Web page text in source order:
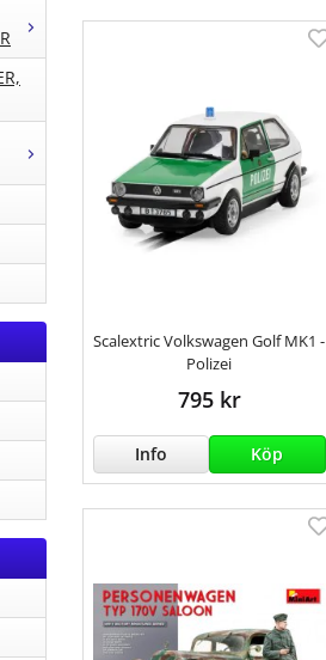
Scalextric Volkswagen Golf MK1 -
Polizei
795 kr
Info Köp